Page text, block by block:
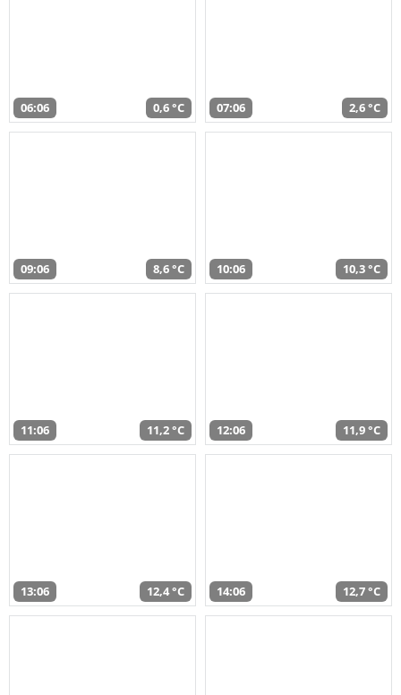
06:06 0,6 °C 07:06 2,6 °C
09:06 8,6 °C 10:06 10,3 °C
11:06 11,2 °C 12:06 11,9 °C
13:06 12,4 °C 14:06 12,7 °C